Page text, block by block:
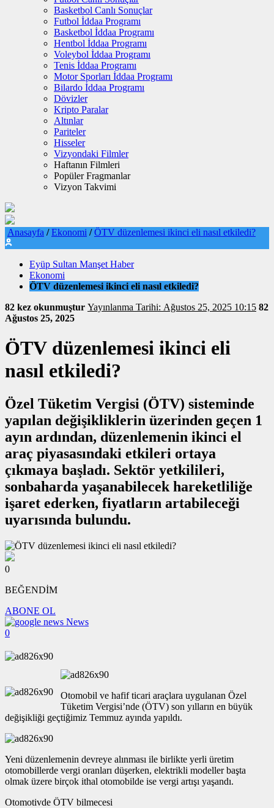
Basketbol Canlı Sonuçlar
Futbol İddaa Programı
Basketbol İddaa Programı
Hentbol İddaa Programı
Voleybol İddaa Programı
Tenis İddaa Programı
Motor Sporları İddaa Programı
Bilardo İddaa Programı
Dövizler
Kripto Paralar
Altınlar
Pariteler
Hisseler
Vizyondaki Filmler
Haftanın Filmleri
Popüler Fragmanlar
Vizyon Takvimi
Anasayfa / Ekonomi / ÖTV düzenlemesi ikinci eli nasıl etkiledi?
Eyüp Sultan Manşet Haber
Ekonomi
ÖTV düzenlemesi ikinci eli nasıl etkiledi?
82 kez okunmuştur
Yayınlanma Tarihi: Ağustos 25, 2025 10:15 82
Ağustos 25, 2025
ÖTV düzenlemesi ikinci eli
nasıl etkiledi?
Özel Tüketim Vergisi (ÖTV) sisteminde
yapılan değişikliklerin üzerinden geçen 1
ayın ardından, düzenlemenin ikinci el
araç piyasasındaki etkileri ortaya
çıkmaya başladı. Sektör yetkilileri,
sonbaharda yaşanabilecek hareketliliğe
işaret ederken, fiyatların artabileceği
uyarısında bulundu.
0
BEĞENDİM
ABONE OL
News
0
Otomobil ve hafif ticari araçlara uygulanan Özel
Tüketim Vergisi’nde (ÖTV) son yılların en büyük
değişikliği geçtiğimiz Temmuz ayında yapıldı.
Yeni düzenlemenin devreye alınması ile birlikte yerli üretim
otomobillerde vergi oranları düşerken, elektrikli modeller başta
olmak üzere birçok ithal otomobilde ise vergi artışı yaşandı.
Otomotivde ÖTV bilmecesi